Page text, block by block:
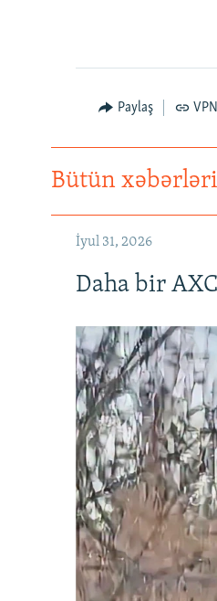
Paylaş
Bütün
İyul 31, 2026
Daha bir